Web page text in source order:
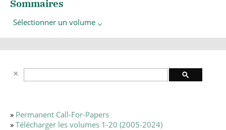
Sommaires
Sélectionner un volume
» Permanent Call-For-Papers
» Télécharger les volumes 1-20 (2005-2024)